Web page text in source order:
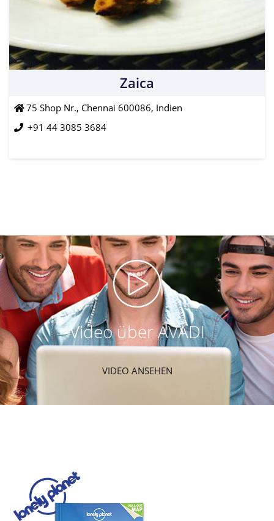
Zaica
75 Shop Nr., Chennai 600086, Indien
+91 44 3085 3684
Video über AVADI
VIDEO ANSEHEN